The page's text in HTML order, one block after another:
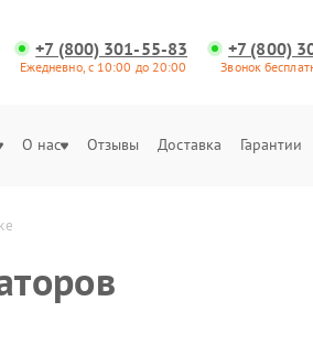
+7 (800) 301-55-83
Ежедневно, с 10:00 до 20:00
+7 (800)
Звонок
О нас Отзывы Доставка Гарантии